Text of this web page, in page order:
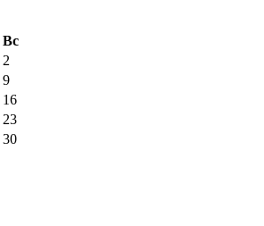
Вс
2
9
16
23
30